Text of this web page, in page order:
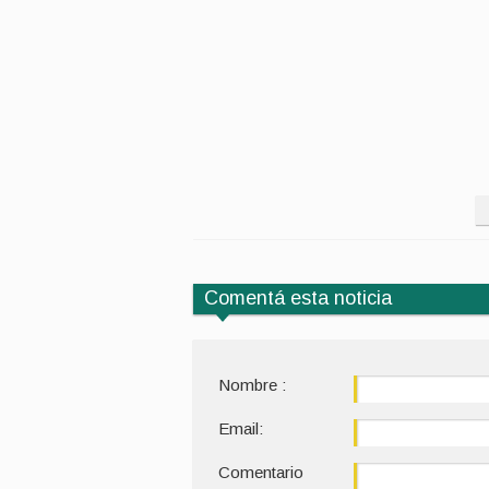
Comentá esta noticia
Nombre :
Email:
Comentario